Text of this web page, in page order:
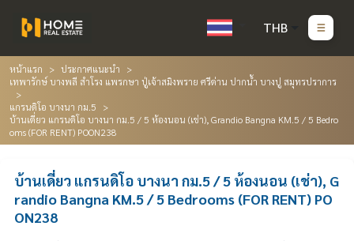
THB
หน้าแรก
ประกาศแนะนำ
เทพารักษ์ บางพลี สำโรง แพรกษา ปู่เจ้าสมิงพราย ศรีด่าน ปากน้ำ บางปู สมุทรปราการ
แกรนดิโอ บางนา กม.5
บ้านเดี่ยว แกรนดิโอ บางนา กม.5 / 5 ห้องนอน (เช่า), Grandio Bangna KM.5 / 5 Bedro
oms (FOR RENT) POON238
บ้านเดี่ยว แกรนดิโอ บางนา กม.5 / 5 ห้องนอน (เช่า), G
randio Bangna KM.5 / 5 Bedrooms (FOR RENT) PO
ON238